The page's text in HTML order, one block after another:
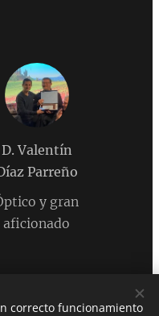
D. Valentín
Parreño
y gran
aficionado
correcto funcionamiento